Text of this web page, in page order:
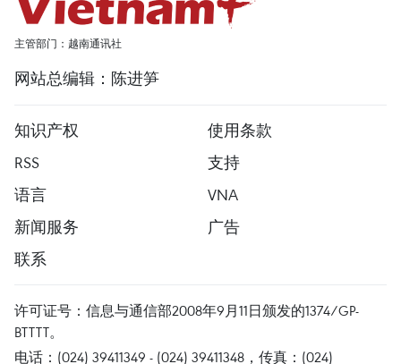
主管部门：越南通讯社
网站总编辑：陈进笋
知识产权
使用条款
RSS
支持
语言
VNA
新闻服务
广告
联系
许可证号：信息与通信部2008年9月11日颁发的1374/GP-
BTTTT。
电话：(024) 39411349 - (024) 39411348，传真：(024)